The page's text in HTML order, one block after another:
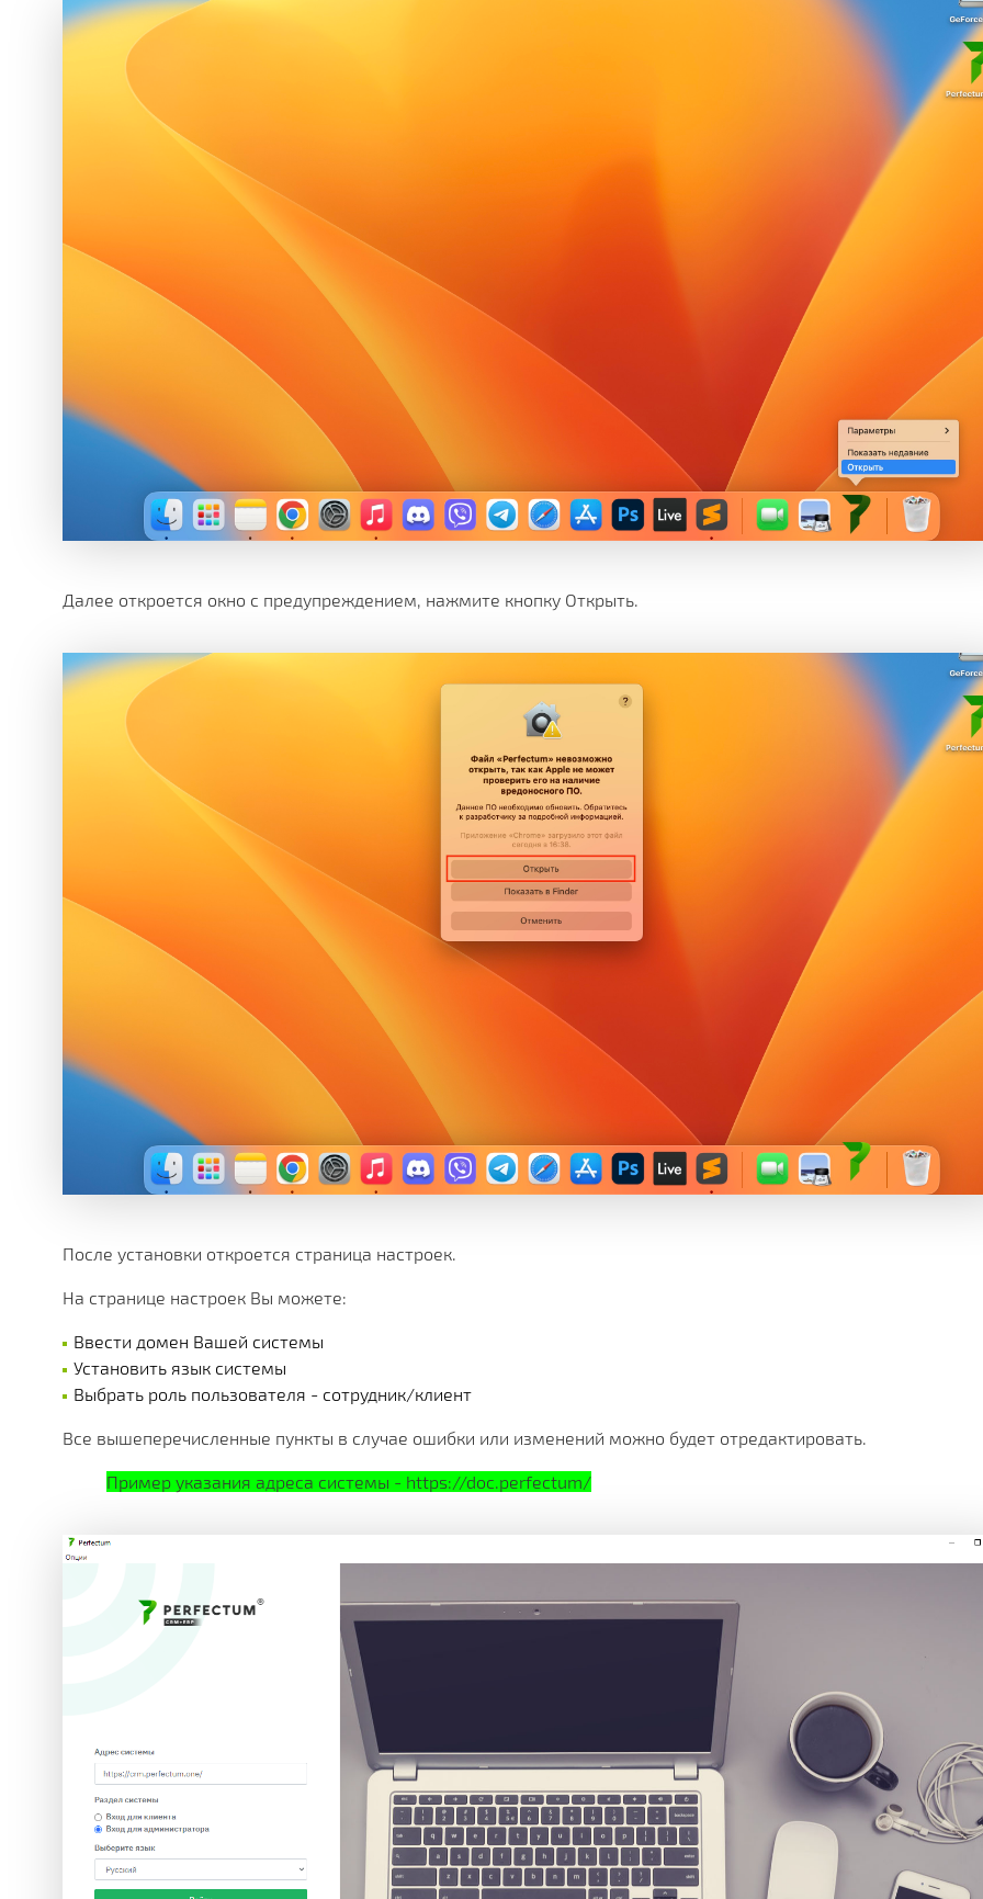
Далее откроется окно с предупреждением, нажмите кнопку Открыть.
После установки откроется страница настроек.
На странице настроек Вы можете:
Ввести домен Вашей системы
Установить язык системы
Выбрать роль пользователя - сотрудник/клиент
Все вышеперечисленные пункты в случае ошибки или изменений можно будет отредактировать.
Пример указания адреса системы - https://doc.perfectum/